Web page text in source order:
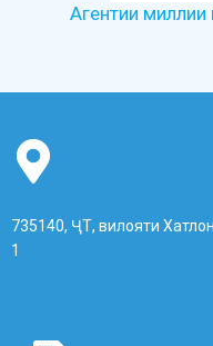
Агентии миллии
735140, ҶТ, вилояти
1